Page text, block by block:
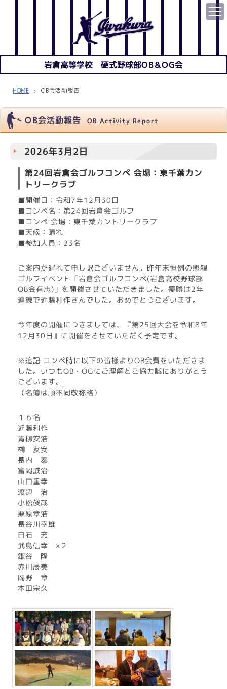
岩倉高等学校 硬式野球部OB＆OG会
HOME > OB会活動報告
OB会活動報告 OB Activity Report
2026年3月2日
第24回岩倉会ゴルフコンペ 会場：東千葉カン
トリークラブ
■開催日：令和7年12月30日
■コンペ名：第24回岩倉会ゴルフ
■コンペ 会場：東千葉カントリークラブ
■天候：晴れ
■参加人員：23名
ご案内が遅れて申し訳ございません。昨年末恒例の懇親
ゴルフイベント「岩倉会ゴルフコンペ(岩倉高校野球部
OB会有志)」を開催させていただきました。優勝は2年
連続で近藤利作さんでした。おめでとうございます。
今年度の開催につきましては、『第25回大会を令和8年
12月30日』に開催をさせていただく予定です。
※追記 コンペ時に以下の皆様よりOB会費をいただきま
した。いつもOB・OGにご理解とご協力誠にありがとう
ございます。
（名簿は順不同敬称略）
１６名
近藤利作
青柳安浩
榊 友安
長内 泰
富岡誠治
山口重幸
渡辺 治
小松俊哉
栗原章浩
長谷川幸雄
白石 充
武島信幸 ×２
鎌谷 隆
赤川辰美
岡野 章
本田宗久